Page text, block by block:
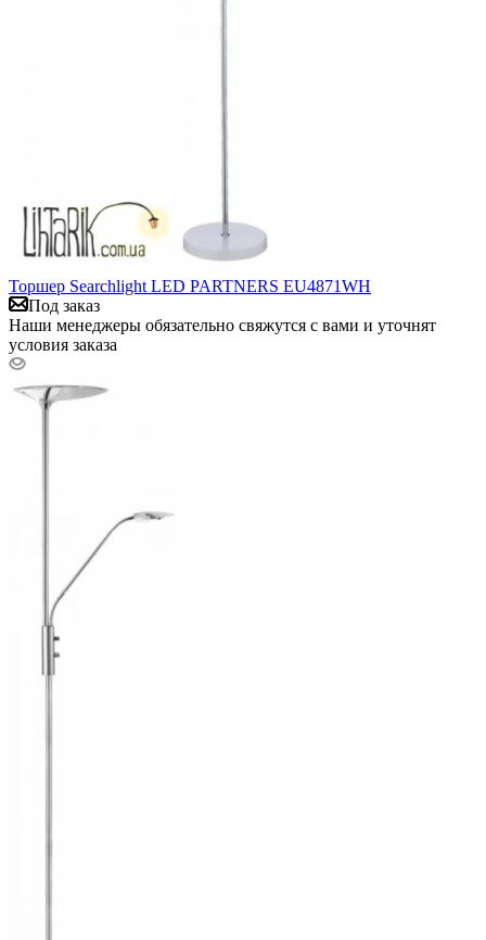
Торшер Searchlight LED PARTNERS EU4871WH
Под заказ
Наши менеджеры обязательно свяжутся с вами и уточнят
условия заказа